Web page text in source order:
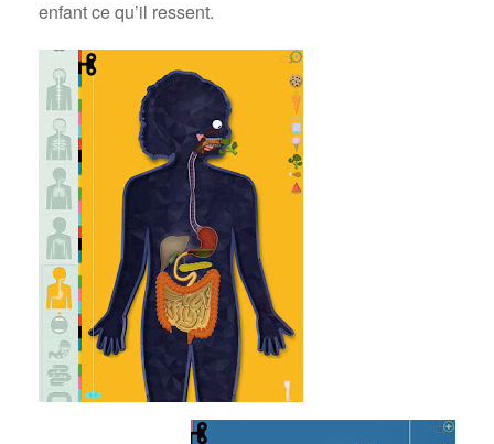
enfant ce qu’il ressent.